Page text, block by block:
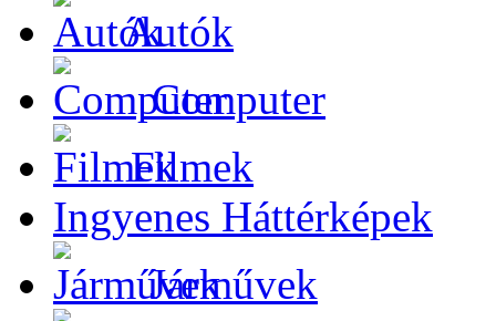
Autók
Computer
Filmek
Ingyenes Háttérképek
Járművek